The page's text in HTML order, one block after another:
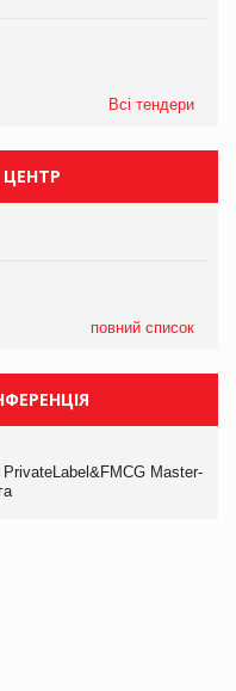
Всі тендери
ЦЕНТР
повний список
PrivateLabel&FMCG Master-